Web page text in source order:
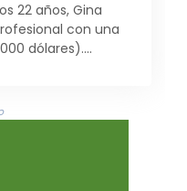
22 años, Gina
con una
dólares).
por la Universidad